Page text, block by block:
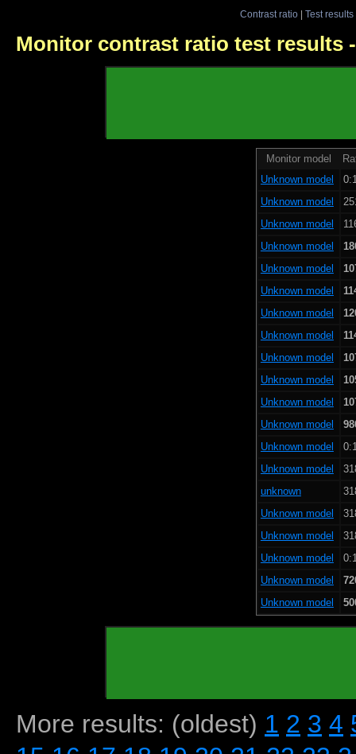
Contrast ratio| Test results
Monitor contrast ratio test results
Monitor model
Unknown model
Unknown model
Unknown model
Unknown model
Unknown model
Unknown model
Unknown model
Unknown model
Unknown model
Unknown model
Unknown model
Unknown model
Unknown model
Unknown model
unknown
Unknown model
Unknown model
Unknown model
Unknown model
Unknown model
More results: (oldest) 1 2 3 4